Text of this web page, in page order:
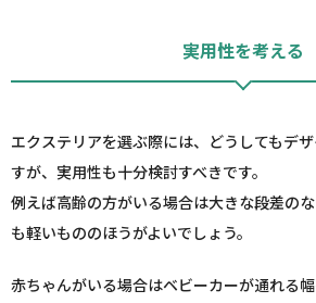
実用性を考える
エクステリアを選ぶ際には、どうしてもデ
すが、実用性も十分検討すべきです。
例えば高齢の方がいる場合は大きな段差の
も軽いもののほうがよいでしょう。
赤ちゃんがいる場合はベビーカーが通れる